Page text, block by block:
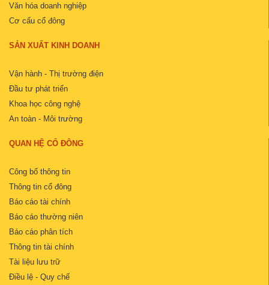
Văn hóa doanh nghiệp
Cơ cấu cổ đông
SẢN XUẤT KINH DOANH
Vận hành - Thị trường điện
Đầu tư phát triển
Khoa học công nghệ
An toàn - Môi trường
QUAN HỆ CỔ ĐÔNG
Công bố thông tin
Thông tin cổ đông
Báo cáo tài chính
Báo cáo thường niên
Báo cáo phân tích
Thông tin tài chính
Tài liệu lưu trữ
Điều lệ - Quy chế